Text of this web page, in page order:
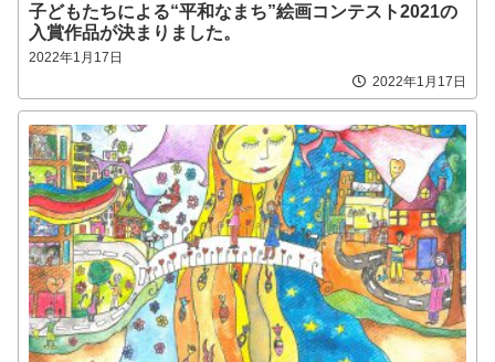
子どもたちによる“平和なまち”絵画コンテスト2021の
入賞作品が決まりました。
2022年1月17日
2022年1月17日